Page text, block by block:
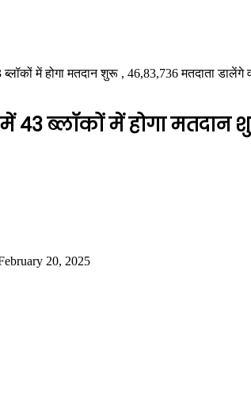
में होगा मतदान शुरू , 46,83,736 मतदाता डालेंगे
ब्लॉकों में होगा मतदान
20, 2025